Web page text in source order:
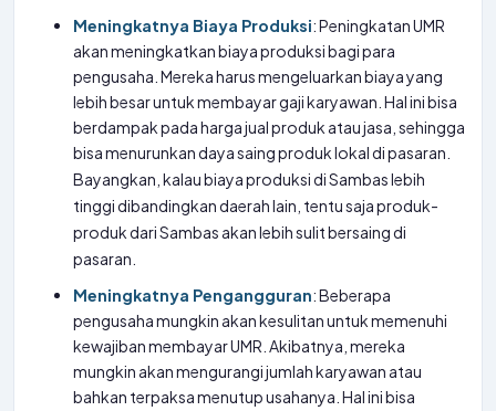
Meningkatnya Biaya Produksi: Peningkatan UMR
akan meningkatkan biaya produksi bagi para
pengusaha. Mereka harus mengeluarkan biaya yang
lebih besar untuk membayar gaji karyawan. Hal ini bisa
berdampak pada harga jual produk atau jasa, sehingga
bisa menurunkan daya saing produk lokal di pasaran.
Bayangkan, kalau biaya produksi di Sambas lebih
tinggi dibandingkan daerah lain, tentu saja produk-
produk dari Sambas akan lebih sulit bersaing di
pasaran.
Meningkatnya Pengangguran: Beberapa
pengusaha mungkin akan kesulitan untuk memenuhi
kewajiban membayar UMR. Akibatnya, mereka
mungkin akan mengurangi jumlah karyawan atau
bahkan terpaksa menutup usahanya. Hal ini bisa